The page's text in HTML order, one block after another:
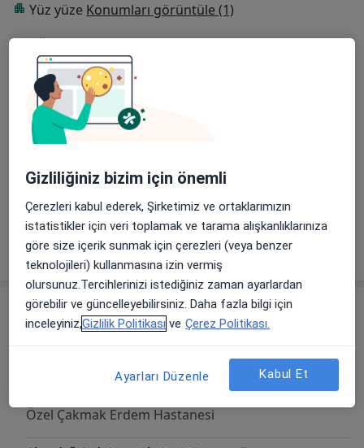
Yüz yüze Konumları görüntüle (1)
Fotoğraflar ve videolar
Tümünü gösterdeneyim hakkında
Hizmetler
Başlıca Hizmetler
Alemdağ Cad. Sezer Sk. No:3-5
Ücretler Hakkında
Özel Çakmak Erdem Hastanesi
Gizliliğiniz bizim için önemli
Çerezleri kabul ederek, Şirketimiz ve ortaklarımızın
istatistikler için veri toplamak ve tarama alışkanlıklarınıza
göre size içerik sunmak için çerezleri (veya benzer
teknolojileri) kullanmasına izin vermiş
olursunuz.Tercihlerinizi istediğiniz zaman ayarlardan
görebilir ve güncelleyebilirsiniz. Daha fazla bilgi için
inceleyiniz,Gizlilik Politikası ve Çerez Politikası.
Ayarları Düzenle Kabul Et